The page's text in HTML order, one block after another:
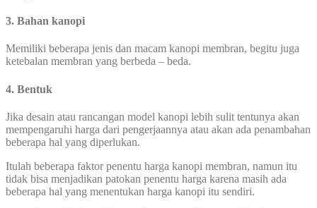
3. Bahan kanopi
Memiliki beberapa jenis dan macam kanopi membran, begitu juga
ketebalan membran yang berbeda – beda.
4. Bentuk
Jika desain atau rancangan model kanopi lebih sulit tentunya akan
mempengaruhi harga dari pengerjaannya atau akan ada penambahan
beberapa hal yang diperlukan.
Itulah beberapa faktor penentu harga kanopi membran, namun itu
tidak bisa menjadikan patokan penentu harga karena masih ada
beberapa hal yang menentukan harga kanopi itu sendiri.